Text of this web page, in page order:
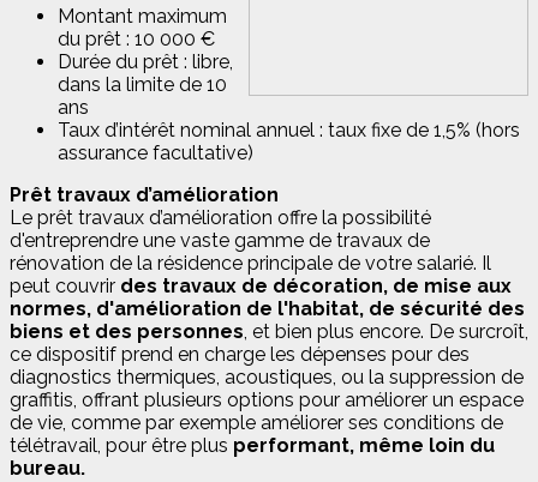
Montant maximum
du prêt : 10 000 €
Durée du prêt : libre,
dans la limite de 10
ans
Taux d’intérêt nominal annuel : taux fixe de 1,5% (hors
assurance facultative)
Prêt travaux d’amélioration
Le prêt travaux d’amélioration offre la possibilité
d'entreprendre une vaste gamme de travaux de
rénovation de la résidence principale de votre salarié. Il
peut couvrir des travaux de décoration, de mise aux
normes, d'amélioration de l'habitat, de sécurité des
biens et des personnes, et bien plus encore. De surcroît,
ce dispositif prend en charge les dépenses pour des
diagnostics thermiques, acoustiques, ou la suppression de
graffitis, offrant plusieurs options pour améliorer un espace
de vie, comme par exemple améliorer ses conditions de
télétravail, pour être plus performant, même loin du
bureau.